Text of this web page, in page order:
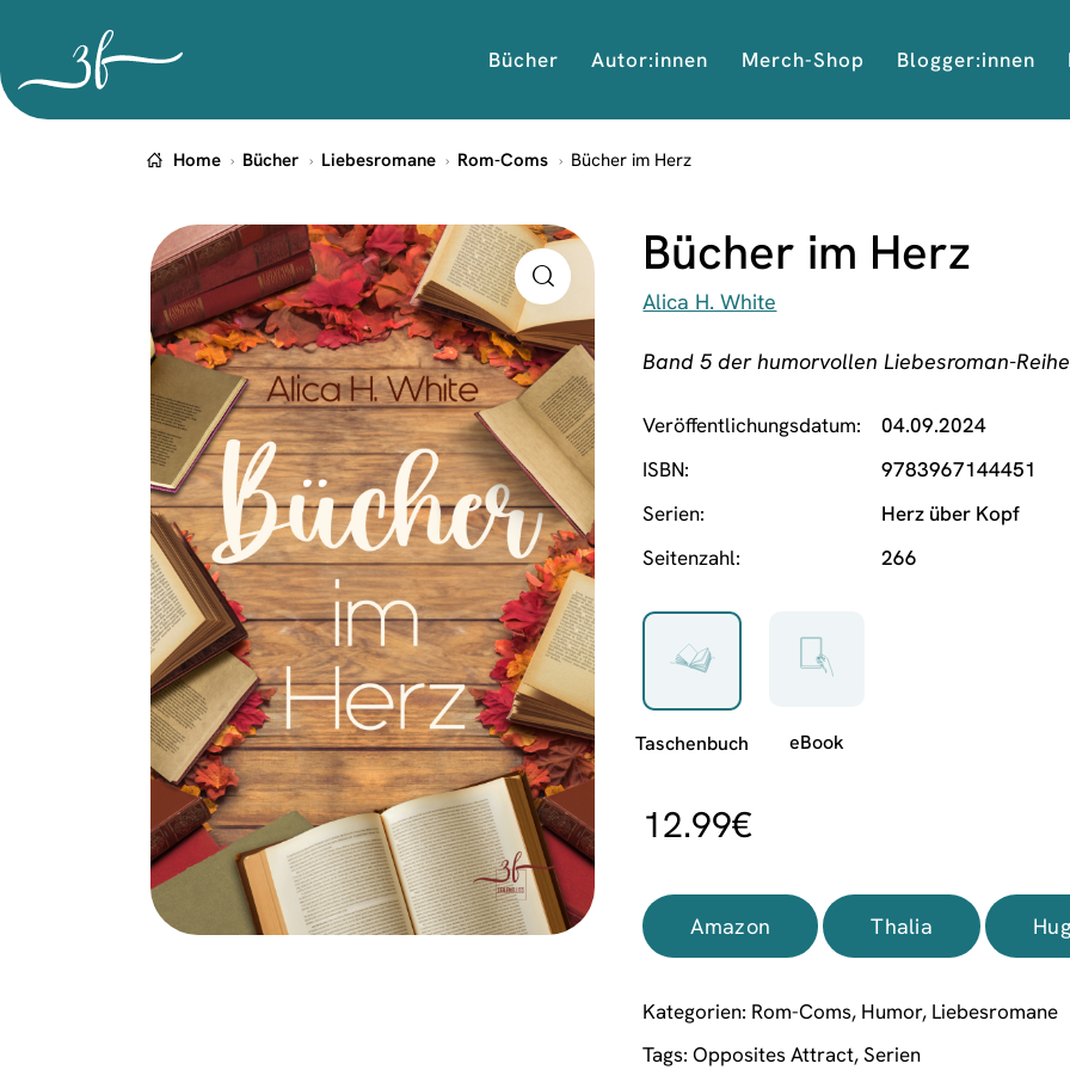
Bücher Autor:innen Merch-Shop Blogger:innen
Home Bücher Liebesromane Rom-Coms Bücher im Herz
Bücher im Herz
Alica H. White
Band 5 der humorvollen Liebesroman-
Veröffentlichungsdatum
04.09.2024
ISBN
9783967144451
Serien
Herz über Kopf
Seitenzahl
266
12.99€
Amazon Thalia
Kategorien: Rom-Coms, Humor, Liebesromane
Tags:Opposites Attract,Serien